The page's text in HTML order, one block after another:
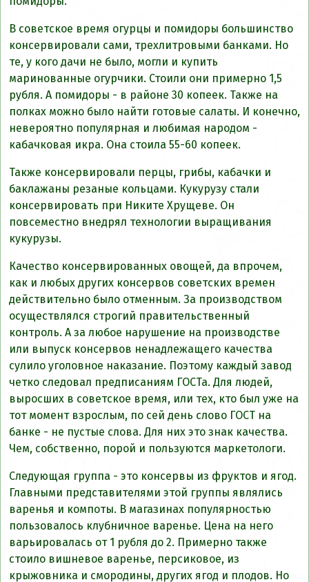
В советское время огурцы и помидоры большинство
консервировали сами, трехлитровыми банками. Но
те, у кого дачи не было, могли и купить
маринованные огурчики. Стоили они примерно 1,5
рубля. А помидоры - в районе 30 копеек. Также на
полках можно было найти готовые салаты. И конечно,
невероятно популярная и любимая народом -
кабачковая икра. Она стоила 55-60 копеек.
Также консервировали перцы, грибы, кабачки и
баклажаны резаные кольцами. Кукурузу стали
консервировать при Никите Хрущеве. Он
повсеместно внедрял технологии выращивания
кукурузы.
Качество консервированных овощей, да впрочем,
как и любых других консервов советских времен
действительно было отменным. За производством
осуществлялся строгий правительственный
контроль. А за любое нарушение на производстве
или выпуск консервов ненадлежащего качества
сулило уголовное наказание. Поэтому каждый завод
четко следовал предписаниям ГОСТа. Для людей,
выросших в советское время, или тех, кто был уже на
тот момент взрослым, по сей день слово ГОСТ на
банке - не пустые слова. Для них это знак качества.
Чем, собственно, порой и пользуются маркетологи.
Следующая группа - это консервы из фруктов и ягод.
Главными представителями этой группы являлись
варенья и компоты. В магазинах популярностью
пользовалось клубничное варенье. Цена на него
варьировалась от 1 рубля до 2. Примерно также
стоило вишневое варенье, персиковое, из
крыжовника и смородины, других ягод и плодов. Но